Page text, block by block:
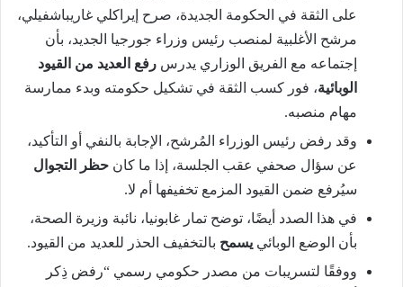
على الثقة في الحكومة الجديدة، صرح إيراكلي غاريباشفيلي،
مرشح الأغلبية لمنصب رئيس وزراء جورجيا الجديد، بأن
إجتماعه مع الفريق الوزاري يدرس رفع العديد من القيود
الوبائية، فور كسب الثقة في تشكيل حكومته وبدء ممارسة
مهام منصبه.
وقد رفض رئيس الوزراء المُرشح، الإجابة بالنفي أو التأكيد،
عن سؤال صحفي عقب الجلسة، إذا ما كان حظر التجوال
سيُرفع ضمن القيود المزمع تخفيفها أم لا.
في هذا الصدد أيضًا، توضح تمار غابونيا، نائبة وزيرة الصحة،
بأن الوضع الوبائي يسمح بالتخفيف الحذر للعديد من القيود.
ووفقًا لتسريبات من مصدر حكومي رسمي “رفض ذِكر